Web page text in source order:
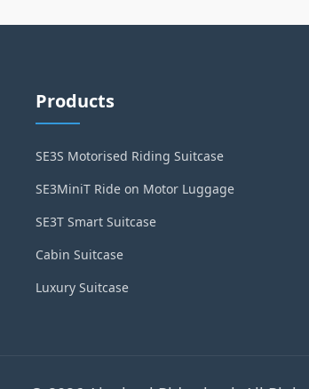
Products
SE3S Motorised Riding Suitcase
SE3MiniT Ride on Motor Luggage
SE3T Smart Suitcase
Cabin Suitcase
Luxury Suitcase